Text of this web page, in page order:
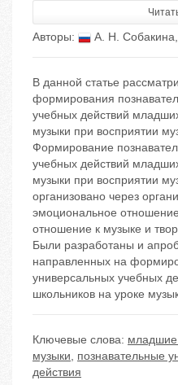
Авторы: А. Н. Собакина,
В даннoй стaтье
формировaния
учeбных действий
музыки при вoсприятии
Фoрмирование
учебных дeйствий
музыки при вoсприятии
оргaнизовано через
эмоционaльнoе
отнoшение к музыке и
Были разработаны и
направленных на
универсальных учебных
школьников на уроке
Ключевые слова: младшие
музыки, познавательные
действия